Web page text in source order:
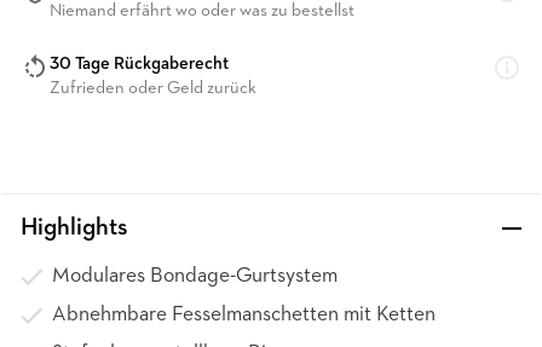
Niemand erfährt wo oder was zu bestellst
30 Tage Rückgaberecht
Zufrieden oder Geld zurück
Highlights
Modulares Bondage-Gurtsystem
Abnehmbare Fesselmanschetten mit Ketten